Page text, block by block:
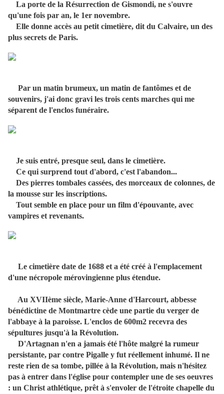
La porte de la Résurrection de Gismondi, ne s'ouvre
qu'une fois par an, le 1er novembre.
Elle donne accès au petit cimetière, dit du Calvaire, un des
plus secrets de Paris.
Par un matin brumeux, un matin de fantômes et de
souvenirs, j'ai donc gravi les trois cents marches qui me
séparent de l'enclos funéraire.
Je suis entré, presque seul, dans le cimetière.
Ce qui surprend tout d'abord, c'est l'abandon...
Des pierres tombales cassées, des morceaux de colonnes, de
la mousse sur les inscriptions.
Tout semble en place pour un film d'épouvante, avec
vampires et revenants.
Le cimetière date de 1688 et a été créé à l'emplacement
d'une nécropole mérovingienne plus étendue.
Au XVIIème siècle, Marie-Anne d'Harcourt, abbesse
bénédictine de Montmartre cède une partie du verger de
l'abbaye à la paroisse. L'enclos de 600m2 recevra des
sépultures jusqu'à la Révolution.
D'Artagnan n'en a jamais été l'hôte malgré la rumeur
persistante, par contre Pigalle y fut réellement inhumé. Il ne
reste rien de sa tombe, pillée à la Révolution, mais n'hésitez
pas à entrer dans l'église pour contempler une de ses oeuvres
: un Christ athlétique, prêt à s'envoler de l'étroite chapelle du